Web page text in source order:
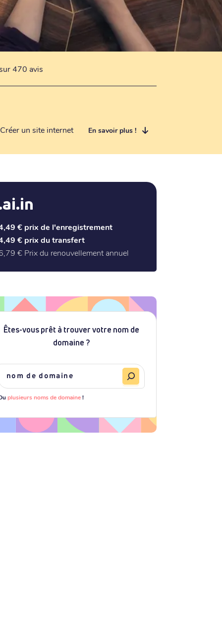
470 avis
Créer un site internet En savoir plus !
€ prix de l'enregistrement
€ prix du transfert
€ Prix du renouvellement annuel
Êtes-vous prêt à trouver votre nom de
domaine ?
plusieurs noms de domaine!